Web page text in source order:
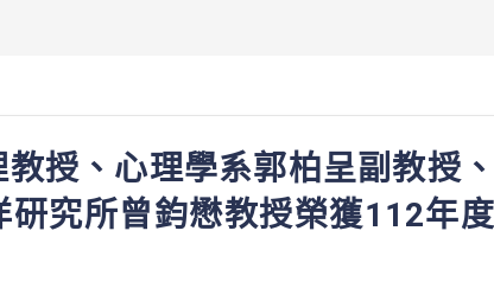
授、心理學系郭柏呈副教授
究所曾鈞懋教授榮獲112年